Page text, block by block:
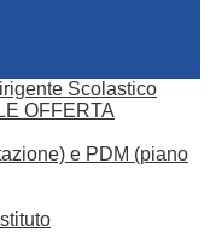
Scolastico
OFFERTA
e PDM (piano